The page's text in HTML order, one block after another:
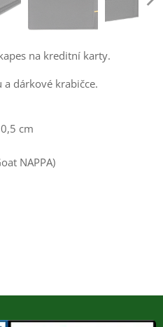
na kreditní karty.
dárkové krabičce.
cm
NAPPA)